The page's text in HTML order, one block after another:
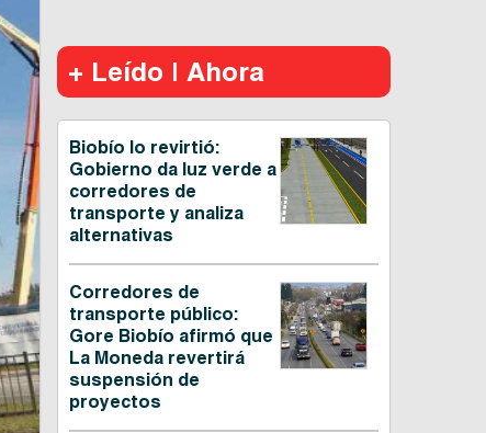
+ Leído | Ahora
Biobío lo revirtió:
Gobierno da luz verde a
corredores de
transporte y analiza
alternativas
Corredores de
transporte público:
Gore Biobío afirmó que
La Moneda revertirá
suspensión de
proyectos